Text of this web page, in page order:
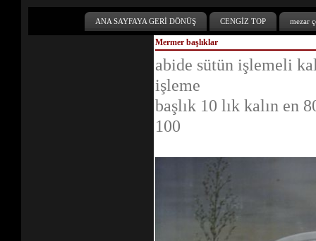
ANA SAYFAYA GERİ DÖNÜŞ CENGİZ TOP mezar
Mermer başlıklar
abide sütün işlemeli
işleme
başlık 10 lık kalın en
100